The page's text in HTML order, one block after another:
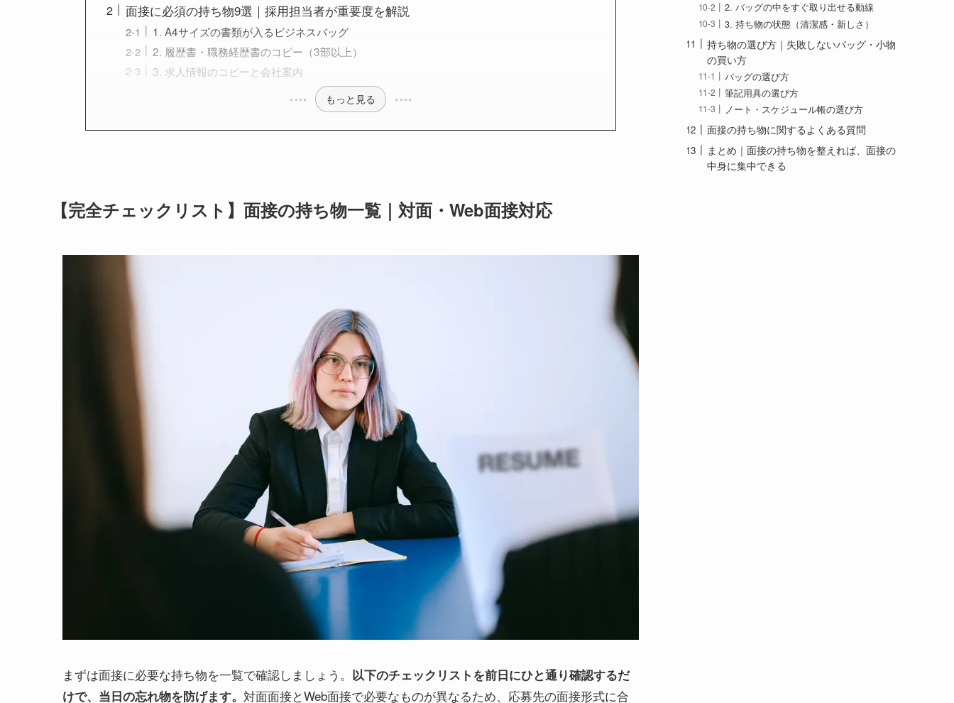
面接に必須の持ち物9選｜採用担当者が重要度を解説
1. A4サイズの書類が入るビジネスバッグ
2. 履歴書・職務経歴書のコピー（3部以上）
3. 求人情報のコピーと会社案内
もっと見る
【完全チェックリスト】面接の持ち物一覧｜対面・Web面接対応
まずは面接に必要な持ち物を一覧で確認しましょう。 以下のチェックリストを前日にひと通り確認するだ
けで、当日の忘れ物を防げます。 対面面接とWeb面接で必要なものが異なるため、応募先の面接形式に合
2. バッグの中をすぐ取り出せる動線
3. 持ち物の状態（清潔感・新しさ）
持ち物の選び方｜失敗しないバッグ・小物
の買い方
バッグの選び方
筆記用具の選び方
ノート・スケジュール帳の選び方
面接の持ち物に関するよくある質問
まとめ｜面接の持ち物を整えれば、面接の
中身に集中できる